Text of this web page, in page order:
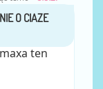
ten